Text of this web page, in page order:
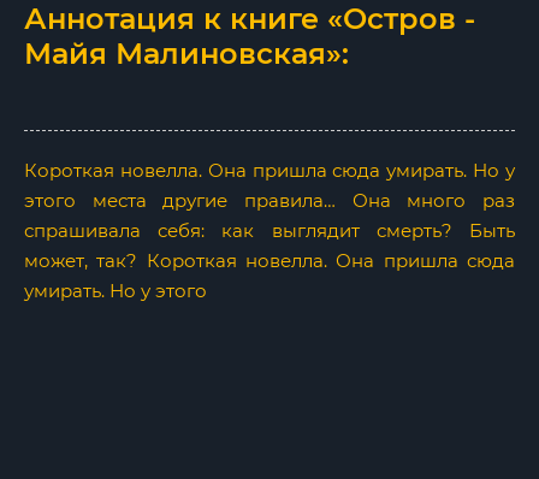
Аннотация к книге «Остров -
Майя Малиновская»:
Короткая новелла. Она пришла сюда умирать. Но у
этого места другие правила… Она много раз
спрашивала себя: как выглядит смерть? Быть
может, так? Короткая новелла. Она пришла сюда
умирать. Но у этого